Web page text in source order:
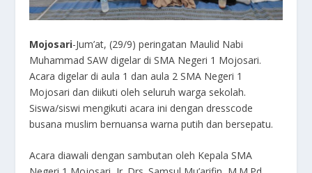
Mojosari-Jum’at, (29/9) peringatan Maulid Nabi
Muhammad SAW digelar di SMA Negeri 1 Mojosari.
Acara digelar di aula 1 dan aula 2 SMA Negeri 1
Mojosari dan diikuti oleh seluruh warga sekolah.
Siswa/siswi mengikuti acara ini dengan dresscode
busana muslim bernuansa warna putih dan bersepatu.
Acara diawali dengan sambutan oleh Kepala SMA